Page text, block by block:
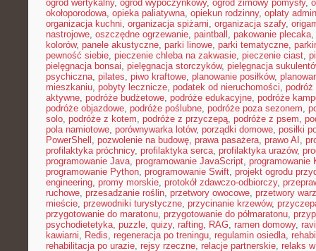
ogród wertykalny, ogród wypoczynkowy, ogród zimowy pomysły,
okołoporodowa, opieka paliatywna, opiekun rodzinny, opłaty
organizacja kuchni, organizacja spiżarni, organizacja szafy,
nastrojowe, oszczędne ogrzewanie, paintball , pakowanie plecaka,
kolorów, panele akustyczne, parki linowe, parki tematyczne,
pewność siebie, pieczenie chleba na zakwasie, pieczenie ciast,
pielęgnacja bonsai, pielęgnacja storczyków, pielęgnacja
psychiczna, pilates, piwo kraftowe, planowanie posiłków,
mieszkaniu, pobyty lecznicze, podatek od nieruchomości, podróż
aktywne, podróże budżetowe, podróże edukacyjne, podróże
podróże objazdowe, podróże poślubne, podróże poza sezonem,
solo, podróże z kotem, podróże z przyczepą, podróże z psem,
pola namiotowe, porównywarka lotów, porządki domowe, posiłki
PowerShell , pozwolenie na budowę, prawa pasażera, prawo AI ,
profilaktyka próchnicy, profilaktyka serca, profilaktyka urazów,
programowanie Java, programowanie JavaScript, programowanie
programowanie Python, programowanie Swift, projekt ogrodu
engineering, promy morskie, protokół zdawczo-odbiorczy,
ruchowe, przesadzanie roślin, przetwory owocowe, przetwory
mieście, przewodniki turystyczne, przycinanie krzewów,
przygotowanie do maratonu, przygotowanie do półmaratonu,
psychodietetyka, puzzle, quizy, rafting, RAG, ramen domowy,
kawiarni, Redis, regeneracja po treningu, regulamin osiedla,
rehabilitacja po urazie, rejsy rzeczne, relacje partnerskie, relaks